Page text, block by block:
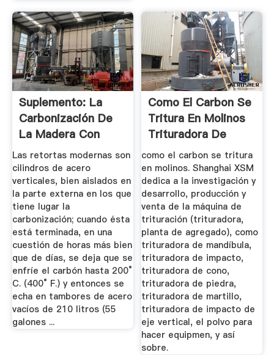
Suplemento: La
Carbonización De
La Madera Con
Hornos ...
Las retortas modernas son
cilindros de acero
verticales, bien aislados en
la parte externa en los que
tiene lugar la
carbonización; cuando ésta
está terminada, en una
cuestión de horas más bien
que de días, se deja que se
enfríe el carbón hasta 200°
C. (400° F.) y entonces se
echa en tambores de acero
vacíos de 210 litros (55
galones ...
Como El Carbon Se
Tritura En Molinos
Trituradora De
Cono
como el carbon se tritura
en molinos. Shanghai XSM
dedica a la investigación y
desarrollo, producción y
venta de la máquina de
trituración (trituradora,
planta de agregado), como
trituradora de mandíbula,
trituradora de impacto,
trituradora de cono,
trituradora de piedra,
trituradora de martillo,
trituradora de impacto de
eje vertical, el polvo para
hacer equipmen, y así
sobre.